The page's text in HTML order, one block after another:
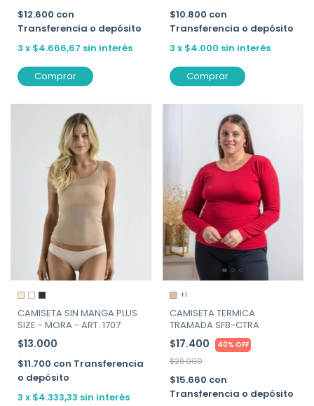
$12.600 con
Transferencia o depósito
3 x $4.666,67 sin interés
Comprar
$10.800 con
Transferencia o depósito
3 x $4.000 sin interés
Comprar
CAMISETA SIN MANGA PLUS
SIZE - MORA - ART. 1707
$13.000
$11.700 con Transferencia
o depósito
3 x $4.333,33 sin interés
+1
CAMISETA TERMICA
TRAMADA SFB-CTRA
$17.400 40% OFF
$29.000
$15.660 con
Transferencia o depósito